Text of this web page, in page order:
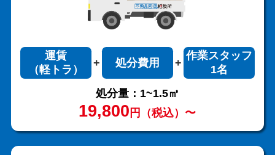
運賃
（軽トラ）
処分費用
作業スタッフ
1名
処分量：1~1.5㎥
19,800 円（税込）〜